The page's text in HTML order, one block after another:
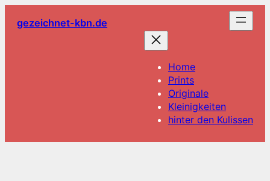
Inhalt
gezeichnet-kbn.de
Home
Prints
Originale
Kleinigkeiten
hinter den Kulissen